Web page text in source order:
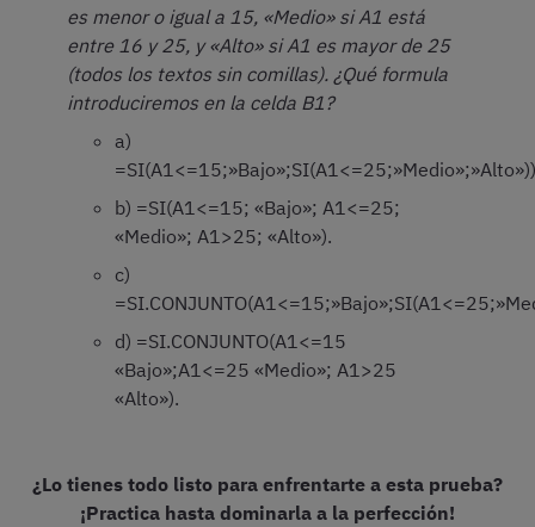
es menor o igual a 15, «Medio» si A1 está
entre 16 y 25, y «Alto» si A1 es mayor de 25
(todos los textos sin comillas). ¿Qué formula
introduciremos en la celda B1?
a)
b) =SI(A1<=15; «Bajo»; A1<=25;
«Medio»; A1>25; «Alto»).
c)
d) =SI.CONJUNTO(A1<=15
«Bajo»;A1<=25 «Medio»; A1>25
«Alto»).
¿Lo tienes todo listo para enfrentarte a esta prueba?
¡Practica hasta dominarla a la perfección!